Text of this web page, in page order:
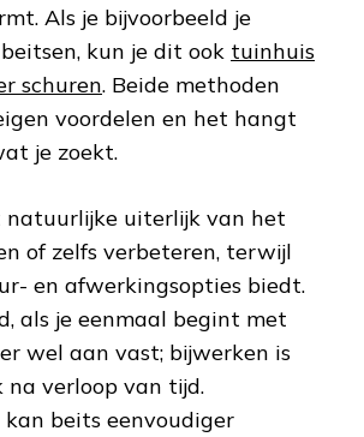
Als je bijvoorbeeld je
kun je dit ook tuinhuis
schuren. Beide methoden
voordelen en het hangt
je zoekt.
natuurlijke uiterlijk van het
of zelfs verbeteren, terwijl
en afwerkingsopties biedt.
als je eenmaal begint met
wel aan vast; bijwerken is
na verloop van tijd.
beits eenvoudiger